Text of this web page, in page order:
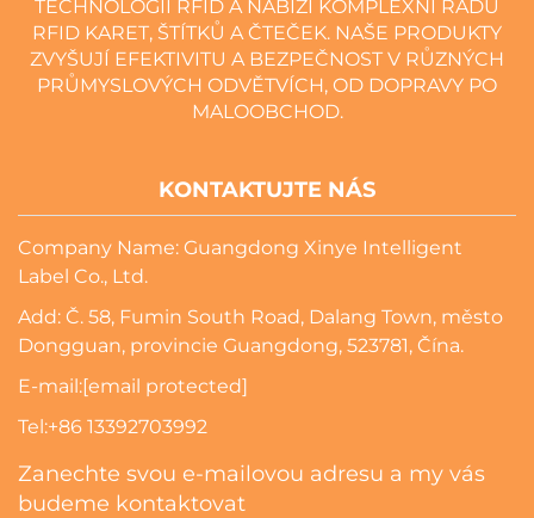
TECHNOLOGII RFID A NABÍZÍ KOMPLEXNÍ ŘADU
RFID KARET, ŠTÍTKŮ A ČTEČEK. NAŠE PRODUKTY
ZVYŠUJÍ EFEKTIVITU A BEZPEČNOST V RŮZNÝCH
PRŮMYSLOVÝCH ODVĚTVÍCH, OD DOPRAVY PO
MALOOBCHOD.
KONTAKTUJTE NÁS
Company Name: Guangdong Xinye Intelligent
Label Co., Ltd.
Add: Č. 58, Fumin South Road, Dalang Town, město
Dongguan, provincie Guangdong, 523781, Čína.
E-mail:[email protected]
Tel:+86 13392703992
Zanechte svou e-mailovou adresu a my vás
budeme kontaktovat